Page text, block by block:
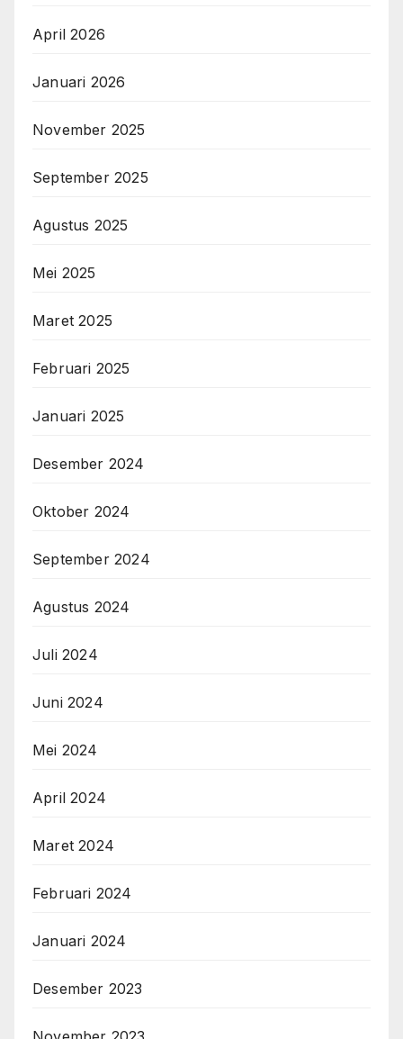
April 2026
Januari 2026
November 2025
September 2025
Agustus 2025
Mei 2025
Maret 2025
Februari 2025
Januari 2025
Desember 2024
Oktober 2024
September 2024
Agustus 2024
Juli 2024
Juni 2024
Mei 2024
April 2024
Maret 2024
Februari 2024
Januari 2024
Desember 2023